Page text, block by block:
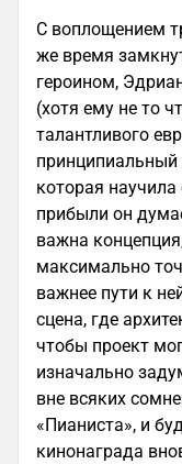
С воплощением
же время
героином,
(хотя ему не то
талантливого
которая
прибыли он
важна
максимально
важнее пути к
сцена, где
чтобы проект
изначально
вне всяких
«Пианиста», и
кинонаграда